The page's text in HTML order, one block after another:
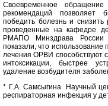
Своевременное
рекомендаций позволяет
победить болезнь и
проведенные на кафедре
РМАПО Минздрава
показали, что
лечения ОРВИ способствуют
интоксикации, быстрее
удаление возбудителя
* Г.А. Самсыгина. Научный
респираторная инфекция у